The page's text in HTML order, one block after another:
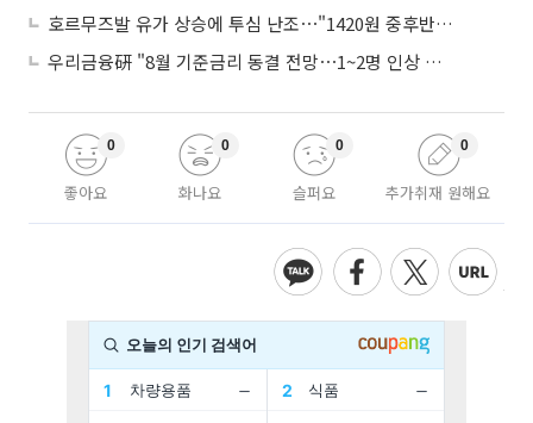
호르무즈발 유가 상승에 투심 난조⋯"1420원 중후반 등락"
우리금융硏 "8월 기준금리 동결 전망⋯1~2명 인상 소수의견 낼 것"
좋아요
0
화나요
0
슬퍼요
0
추가취재 원해요
0